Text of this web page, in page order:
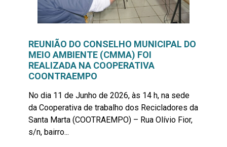
REUNIÃO DO CONSELHO MUNICIPAL DO
MEIO AMBIENTE (CMMA) FOI
REALIZADA NA COOPERATIVA
COONTRAEMPO
No dia 11 de Junho de 2026, às 14 h, na sede
da Cooperativa de trabalho dos Recicladores da
Santa Marta (COOTRAEMPO) – Rua Olívio Fior,
s/n, bairro...